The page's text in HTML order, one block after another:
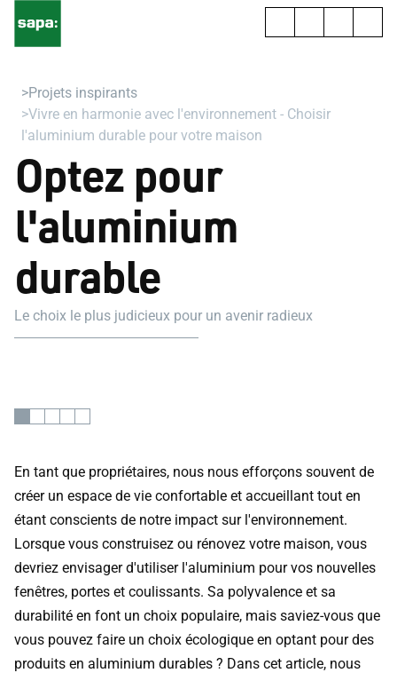
Projets inspirants
Vivre en harmonie avec l'environnement - Choisir
l'aluminium durable pour votre maison
Optez pour
l'aluminium
durable
Le choix le plus judicieux pour un avenir radieux
En tant que propriétaires, nous nous efforçons souvent de
créer un espace de vie confortable et accueillant tout en
étant conscients de notre impact sur l'environnement.
Lorsque vous construisez ou rénovez votre maison, vous
devriez envisager d'utiliser l'aluminium pour vos nouvelles
fenêtres, portes et coulissants. Sa polyvalence et sa
durabilité en font un choix populaire, mais saviez-vous que
vous pouvez faire un choix écologique en optant pour des
produits en aluminium durables ? Dans cet article, nous